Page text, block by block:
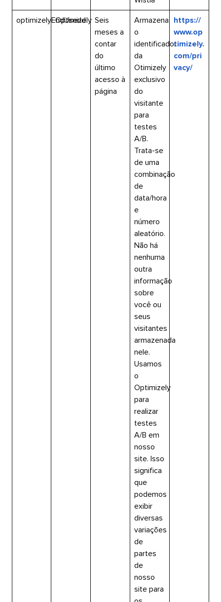
optimizelyEndUserId​​
Optimizely​​ Seis
meses a
contar
do
último
acesso à
página​​
Armazena
o
identificador
da
Otimizely
exclusivo
do
visitante
para
testes
A/B.
Trata-se
de uma
combinação
de
data/hora
e
número
aleatório.
Não há
nenhuma
outra
informação
sobre
você ou
seus
visitantes
armazenada
nele.
Usamos
o
Optimizely
para
realizar
testes
A/B em
nosso
site. Isso
significa
que
podemos
exibir
diversas
variações
de
partes
de
nosso
site para
https://
www.op
timizely.
com/pri
vacy/​​